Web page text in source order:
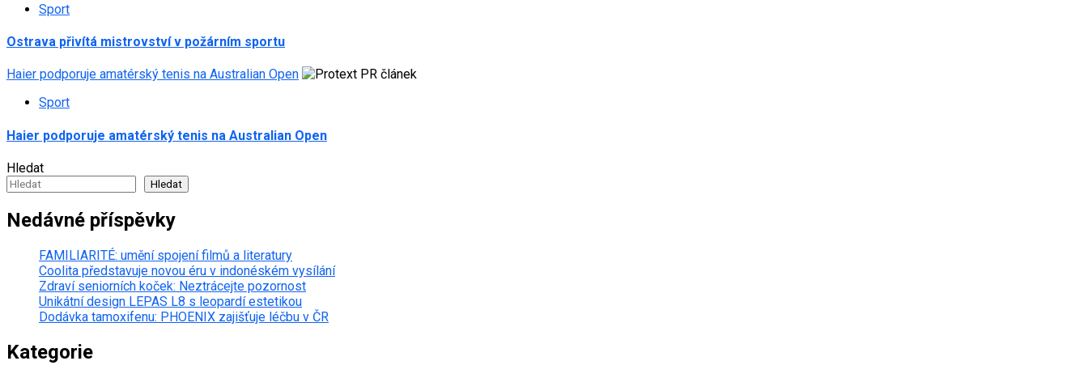
Sport
Ostrava přivítá mistrovství v požárním sportu
Haier podporuje amatérský tenis na Australian Open
Sport
Haier podporuje amatérský tenis na Australian Open
Hledat
Hledat
Nedávné příspěvky
FAMILIARITÉ: umění spojení filmů a literatury
Coolita představuje novou éru v indonéském vysílání
Zdraví seniorních koček: Neztrácejte pozornost
Unikátní design LEPAS L8 s leopardí estetikou
Dodávka tamoxifenu: PHOENIX zajišťuje léčbu v ČR
Kategorie